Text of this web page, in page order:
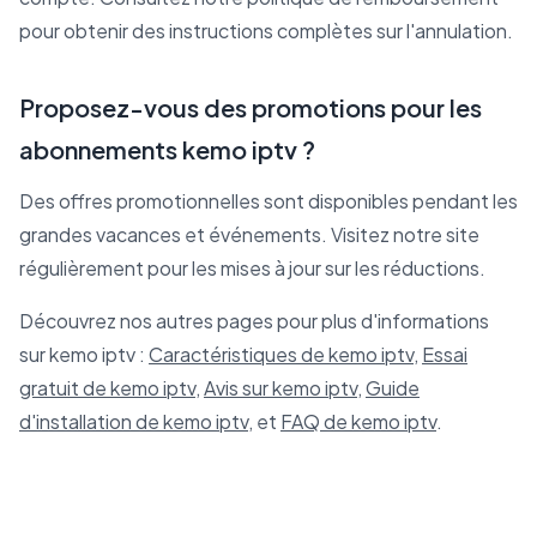
pour obtenir des instructions complètes sur l'annulation.
Proposez-vous des promotions pour les
abonnements kemo iptv ?
Des offres promotionnelles sont disponibles pendant les
grandes vacances et événements. Visitez notre site
régulièrement pour les mises à jour sur les réductions.
Découvrez nos autres pages pour plus d'informations
sur kemo iptv : Caractéristiques de kemo iptv, Essai
gratuit de kemo iptv,Avis sur kemo iptv,Guide
d'installation de kemo iptv, et FAQ de kemo iptv.